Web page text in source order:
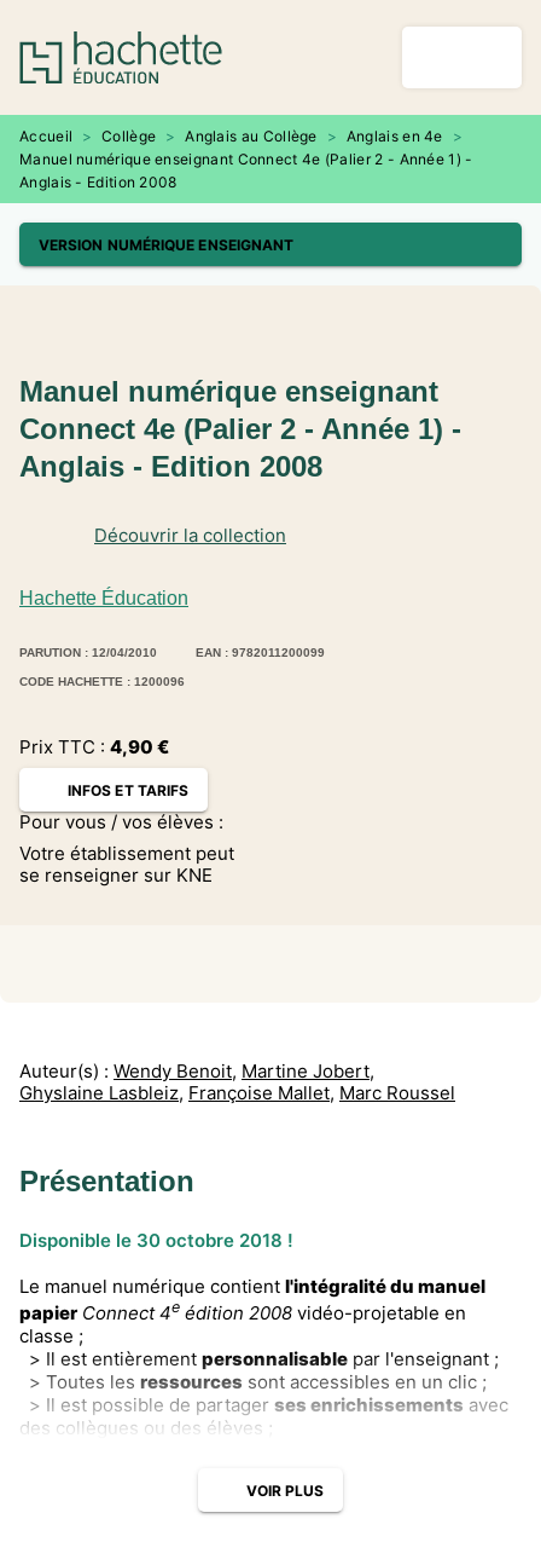
MENU RECHERCHE
PIED DE PAGE
Accueil > Collège > Anglais au Collège > Anglais en 4e
>
Manuel numérique enseignant Connect 4e (Palier 2 - Année 1) -
Anglais - Edition 2008
VERSION NUMÉRIQUE ENSEIGNANT
Hachette Éducation
Découvrir la collection
Manuel numérique enseignant
Connect 4e (Palier 2 - Année 1) -
Anglais - Edition 2008
PARUTION : 12/04/2010 EAN : 9782011200099
CODE HACHETTE : 1200096
Prix TTC : 4,90 €
INFOS ET TARIFS
Pour vous / vos élèves :
Votre établissement peut
se renseigner sur KNE
Auteur(s) : Wendy Benoit, Martine Jobert,
Ghyslaine Lasbleiz, Françoise Mallet, Marc Roussel
Présentation
Disponible le 30 octobre 2018 !
Le manuel numérique contient l'intégralité du manuel
papier Connect 4e édition 2008 vidéo-projetable en
classe ;
> Il est entièrement personnalisable par l'enseignant ;
> Toutes les ressources sont accessibles en un clic ;
> Il est possible de partager ses enrichissements avec
des collègues ou des élèves ;
VOIR PLUS